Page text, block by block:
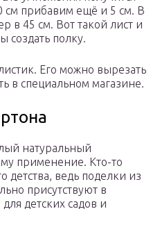
см прибавим ещё и 5 см. В
в 45 см. Вот такой лист и
создать полку.
Его можно вырезать
в специальном магазине.
натуральный
применение. Кто-то
детства, ведь поделки из
присутствуют в
детских садов и